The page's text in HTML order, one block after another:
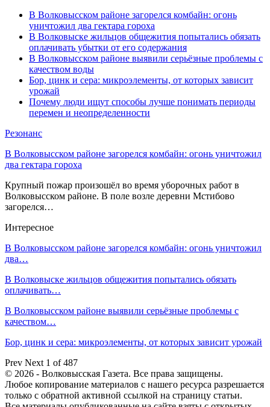
В Волковысском районе загорелся комбайн: огонь
уничтожил два гектара гороха
В Волковыске жильцов общежития попытались обязать
оплачивать убытки от его содержания
В Волковысском районе выявили серьёзные проблемы с
качеством воды
Бор, цинк и сера: микроэлементы, от которых зависит
урожай
Почему люди ищут способы лучше понимать периоды
перемен и неопределенности
Резонанс
В Волковысском районе загорелся комбайн: огонь уничтожил
два гектара гороха
Крупный пожар произошёл во время уборочных работ в
Волковысском районе. В поле возле деревни Мстибово
загорелся…
Интересное
В Волковысском районе загорелся комбайн: огонь уничтожил
два…
В Волковыске жильцов общежития попытались обязать
оплачивать…
В Волковысском районе выявили серьёзные проблемы с
качеством…
Бор, цинк и сера: микроэлементы, от которых зависит урожай
Prev Next 1 of 487
© 2026 - Волковысская Газета. Все права защищены.
Любое копирование материалов с нашего ресурса разрешается
только с обратной активной ссылкой на страницу статьи.